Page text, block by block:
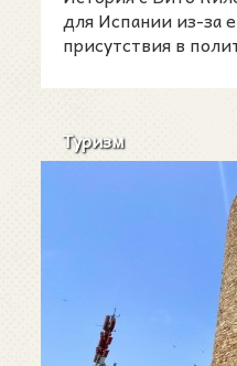
для Испании из-за
присутствия в
Туризм